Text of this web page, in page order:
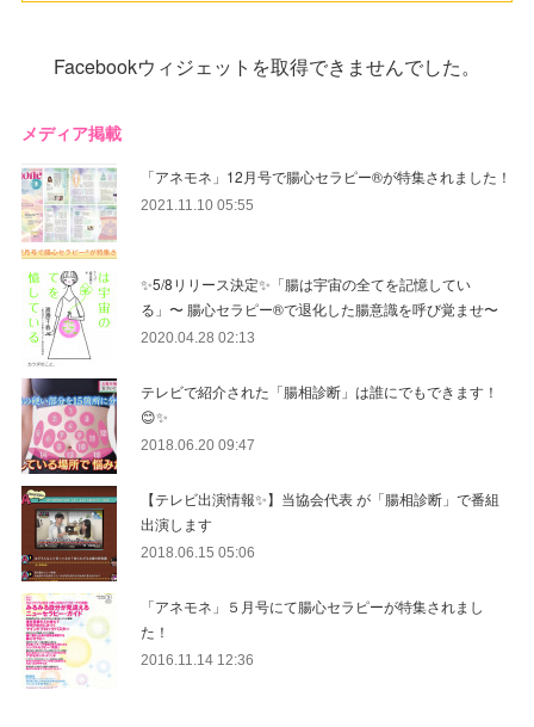
Facebookウィジェットを取得できませんでした。
メディア掲載
「アネモネ」12月号で腸心セラピー®︎が特集されました！
2021.11.10 05:55
✨5/8リリース決定✨「腸は宇宙の全てを記憶してい
る」〜 腸心セラピー®︎で退化した腸意識を呼び覚ませ〜
2020.04.28 02:13
テレビで紹介された「腸相診断」は誰にでもできます！
😊✨
2018.06.20 09:47
【テレビ出演情報✨】当協会代表 が「腸相診断」で番組
出演します
2018.06.15 05:06
「アネモネ」５月号にて腸心セラピーが特集されまし
た！
2016.11.14 12:36